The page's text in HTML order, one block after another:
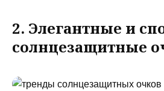
2. Элегантные и
солнцезащитные